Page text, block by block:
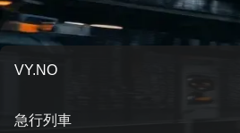
VY.NO
急行列車